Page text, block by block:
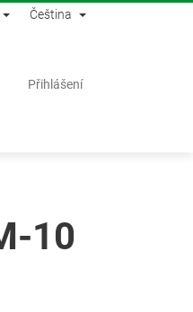
Čeština
Přihlášení
10